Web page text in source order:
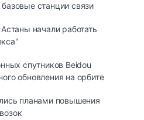
станции связи
начали работать
спутников Beidou
обновления на орбите
планами повышения